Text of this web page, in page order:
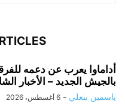
أداماوا يعرب عن دعمه
بالجيش الجديد – الأخبار
ياسمين بنعلي - 6 أغسطس، 2026